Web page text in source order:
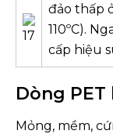
đảo thấp
110ºC).
cấp hiệu
Dòng
Mỏng, mềm,